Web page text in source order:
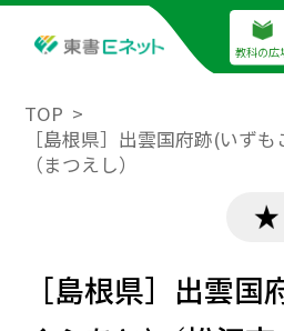
教科の広
TOP
［島根県］出雲国府跡(いず
（まつえし）
［島根県］出雲国